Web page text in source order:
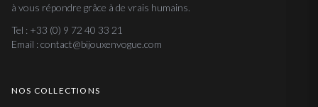
à vous répondre grâce à de vrais humains.
Tel : +33 (0) 9 72 40 33 21
Email : contact@bijouxenvogue.com
NOS COLLECTIONS